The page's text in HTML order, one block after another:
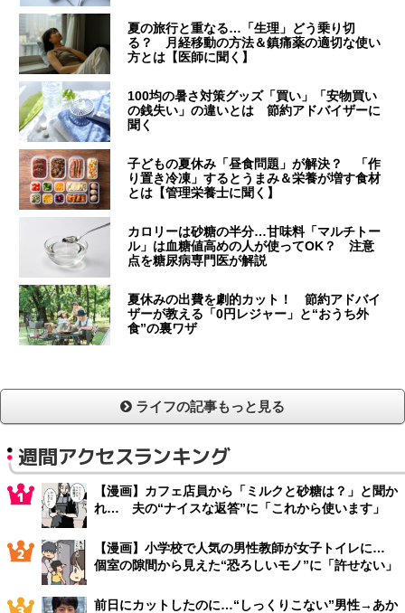
夏の旅行と重なる…「生理」どう乗り切
る？ 月経移動の方法＆鎮痛薬の適切な使い
方とは【医師に聞く】
100均の暑さ対策グッズ「買い」「安物買い
の銭失い」の違いとは 節約アドバイザーに
聞く
子どもの夏休み「昼食問題」が解決？ 「作
り置き冷凍」するとうまみ＆栄養が増す食材
とは【管理栄養士に聞く】
カロリーは砂糖の半分…甘味料「マルチトー
ル」は血糖値高めの人が使ってOK？ 注意
点を糖尿病専門医が解説
夏休みの出費を劇的カット！ 節約アドバイ
ザーが教える「0円レジャー」と“おうち外
食”の裏ワザ
ライフの記事もっと見る
週間アクセスランキング
【漫画】カフェ店員から「ミルクと砂糖は？」と聞か
れ… 夫の“ナイスな返答”に「これから使います」
【漫画】小学校で人気の男性教師が女子トイレに…
個室の隙間から見えた“恐ろしいモノ”に「許せない」
前日にカットしたのに…“しっくりこない”男性→あか